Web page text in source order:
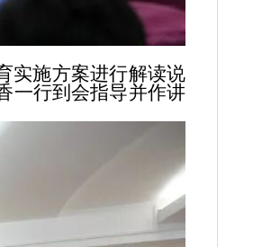
实施方案进行解读说
一行到会指导并作讲